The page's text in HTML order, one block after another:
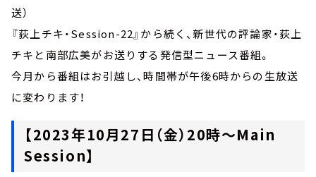
送）
『荻上チキ・Session-22』から続く、新世代の評論家・荻上
チキと南部広美がお送りする発信型ニュース番組。
今月から番組はお引越し、時間帯が午後6時からの生放送
に変わります！
【2023年10月27日（金）20時～Main
Session】